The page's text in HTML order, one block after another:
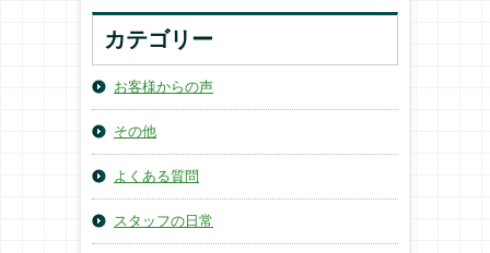
カテゴリー
お客様からの声
その他
よくある質問
スタッフの日常